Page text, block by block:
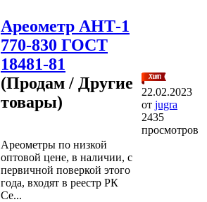
Ареометр АНТ-1
770-830 ГОСТ
18481-81
(Продам / Другие
товары)
Ареометры по низкой
оптовой цене, в наличии, с
первичной поверкой этого
года, входят в реестр РК
Се...
22.02.2023
от jugra
2435
просмотров